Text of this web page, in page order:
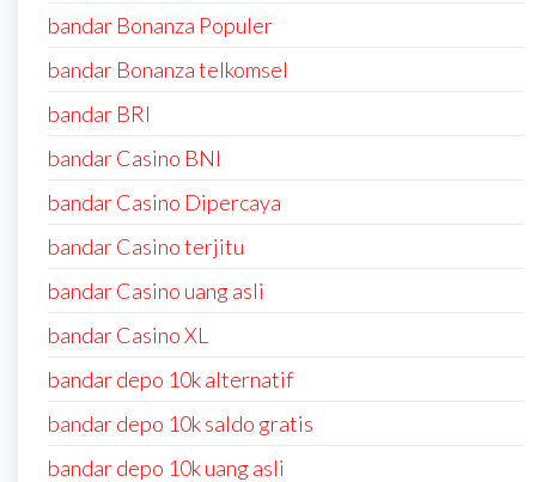
bandar Bonanza Populer
bandar Bonanza telkomsel
bandar BRI
bandar Casino BNI
bandar Casino Dipercaya
bandar Casino terjitu
bandar Casino uang asli
bandar Casino XL
bandar depo 10k alternatif
bandar depo 10k saldo gratis
bandar depo 10k uang asli